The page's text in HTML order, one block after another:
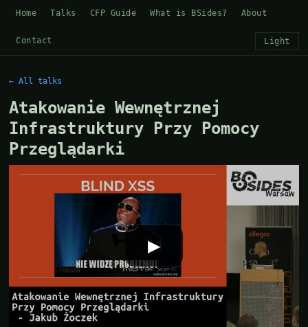
Home Talks CFP Guide What is BSides? About
Contact Light
← All talks
Atakowanie Wewnętrznej
Infrastruktury Przy Pomocy
Przeglądarki
▶